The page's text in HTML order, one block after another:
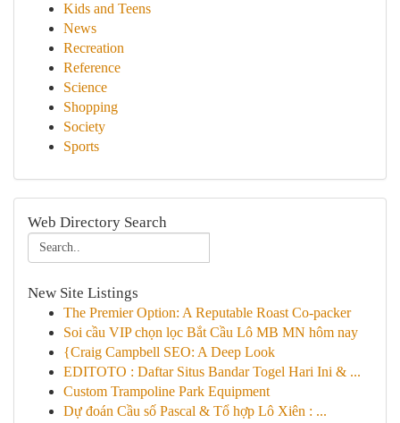
Kids and Teens
News
Recreation
Reference
Science
Shopping
Society
Sports
Web Directory Search
New Site Listings
The Premier Option: A Reputable Roast Co-packer
Soi cầu VIP chọn lọc Bắt Cầu Lô MB MN hôm nay
{Craig Campbell SEO: A Deep Look
EDITOTO : Daftar Situs Bandar Togel Hari Ini & ...
Custom Trampoline Park Equipment
Dự đoán Cầu số Pascal & Tổ hợp Lô Xiên : ...